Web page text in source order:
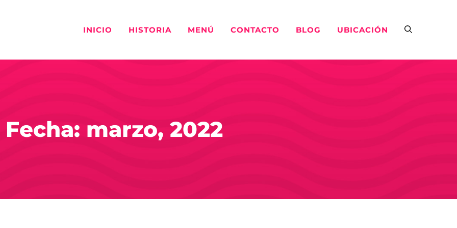
INICIO HISTORIA MENÚ CONTACTO BLOG UBICACIÓN
Fecha: marzo, 2022